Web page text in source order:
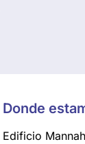
Donde
Edificio